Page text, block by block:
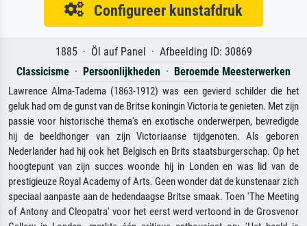
Configureer kunstafdruk
1885 · Öl auf Panel · Afbeelding ID: 30869
Classicisme · Persoonlijkheden · Beroemde Meesterwerken
Lawrence Alma-Tadema (1863-1912) was een gevierd schilder die het
geluk had om de gunst van de Britse koningin Victoria te genieten. Met zijn
passie voor historische thema's en exotische onderwerpen, bevredigde
hij de beeldhonger van zijn Victoriaanse tijdgenoten. Als geboren
Nederlander had hij ook het Belgisch en Brits staatsburgerschap. Op het
hoogtepunt van zijn succes woonde hij in Londen en was lid van de
prestigieuze Royal Academy of Arts. Geen wonder dat de kunstenaar zich
speciaal aanpaste aan de hedendaagse Britse smaak. Toen 'The Meeting
of Antony and Cleopatra' voor het eerst werd vertoond in de Grosvenor